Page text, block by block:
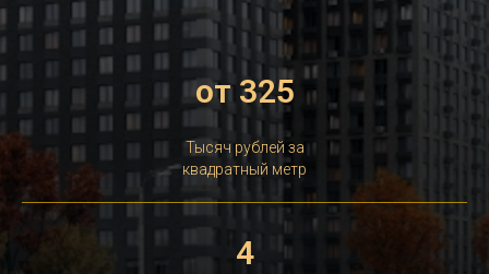
от 325
Тысяч рублей за
квадратный метр
4